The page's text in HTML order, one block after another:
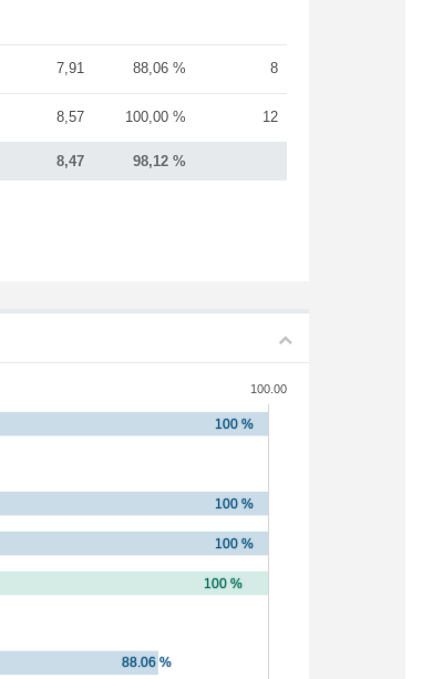
8,47 98,12 %
7,91 88,06 % 8
8,57 100,00 % 12
100.00